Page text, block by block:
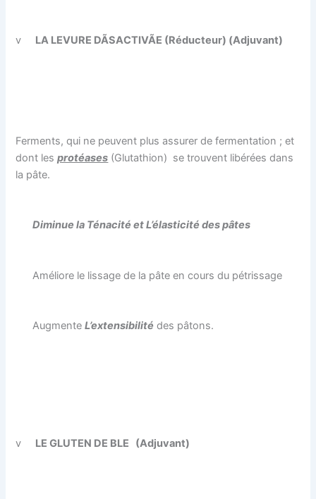
v LA LEVURE DÃSACTIVÃE (Réducteur) (Adjuvant)
Ferments, qui ne peuvent plus assurer de fermentation ; et
dont lesprotéases (Glutathion) se trouvent libérées dans
la pâte.
Diminue la Ténacité et L’élasticité des pâtes
Améliore le lissage de la pâte en cours du pétrissage
AugmenteL’extensibilité des pâtons.
v LE GLUTEN DE BLE (Adjuvant)